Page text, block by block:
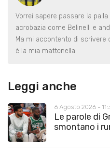
Vorrei sapere passare la
acrobazia come Belinelli e
Ma mi accontento di scrivere
è la mia mattonella.
Leggi anche
6 Agosto 2026 -
Le parole di
smontano i